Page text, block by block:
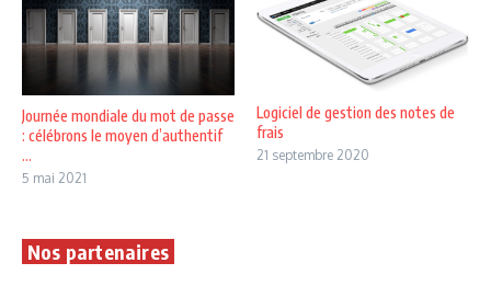
Journée mondiale du mot de passe
: célébrons le moyen d’authentif
...
5 mai 2021
Logiciel de gestion des notes de
frais
21 septembre 2020
Nos partenaires